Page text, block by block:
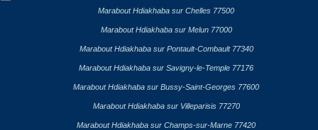
Marabout Hdiakhaba sur Chelles 77500
Marabout Hdiakhaba sur Melun 77000
Marabout Hdiakhaba sur Pontault-Combault 77340
Marabout Hdiakhaba sur Savigny-le-Temple 77176
Marabout Hdiakhaba sur Bussy-Saint-Georges 77600
Marabout Hdiakhaba sur Villeparisis 77270
Marabout Hdiakhaba sur Champs-sur-Marne 77420